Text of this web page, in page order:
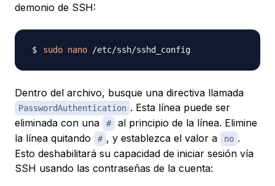
demonio de SSH:
sudo nano
Dentro del archivo, busque una directiva llamada
PasswordAuthentication . Esta línea puede ser
eliminada con una
#
al principio de la línea. Elimine
la línea quitando
# , y establezca el valor a no .
Esto deshabilitará su capacidad de iniciar sesión vía
SSH usando las contraseñas de la cuenta: